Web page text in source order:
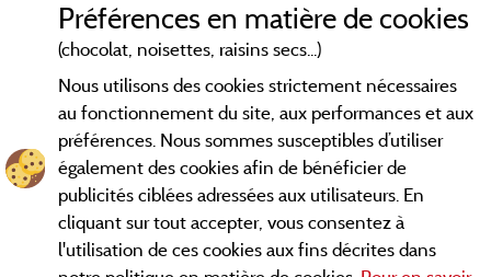
Contact
CGV
Les meilleurs campings en Savoie. Consultez les fiches de nos
adhérents et découvrez nos meilleures offres en Chartreuse,
en Maurienne, Génévois, des lacs d'Aiguebelette, Annecy,
Préférences en matière de cookies
(chocolat, noisettes, raisins secs...)
Nous utilisons des cookies strictement nécessaires
au fonctionnement du site, aux performances et aux
préférences. Nous sommes susceptibles d’utiliser
également des cookies afin de bénéficier de
publicités ciblées adressées aux utilisateurs. En
cliquant sur tout accepter, vous consentez à
l'utilisation de ces cookies aux fins décrites dans